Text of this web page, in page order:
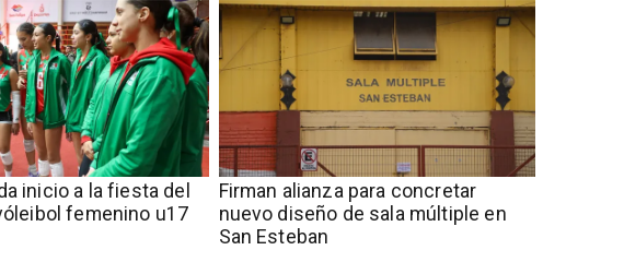
inicio a la fiesta del
femenino u17
​​Firman alianza para concretar
nuevo diseño de sala múltiple en
San Esteban